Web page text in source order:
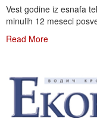
Vest godine iz esnafa
minulih 12 meseci
Read More